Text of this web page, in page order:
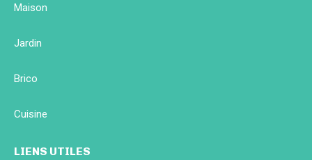
Maison
Jardin
Brico
Cuisine
LIENS UTILES